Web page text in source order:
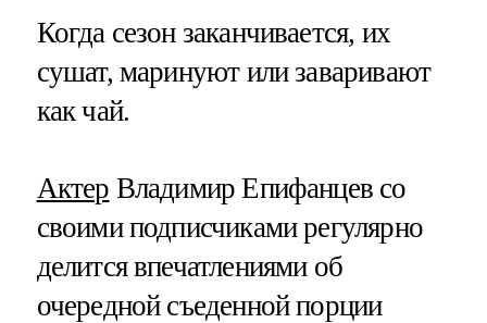
Когда сезон заканчивается, их
сушат, маринуют или заваривают
как чай.
Актер Владимир Епифанцев со
своими подписчиками регулярно
делится впечатлениями об
очередной съеденной порции